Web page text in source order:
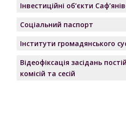
Інвестиційні об’єкти
Соціальний паспорт
Інститути громадянського
Відеофіксація засідань
комісій та сесій